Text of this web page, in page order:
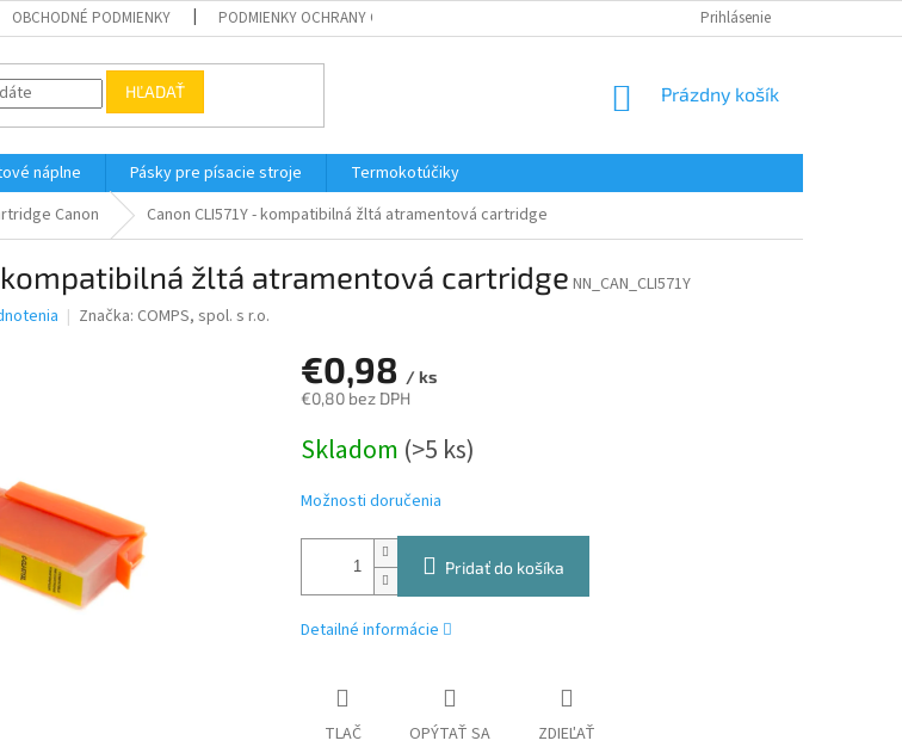
OBCHODNÉ PODMIENKY PODMIENKY OCHRANY OSOBNÝCH ÚDAJOV KONTAKTY
Prihlásenie
HĽADAŤ
NÁKUPNÝ
Prázdny košík
náplne Pásky pre písacie stroje
Termokotúčiky
Canon Canon CLI571Y - kompatibilná žltá atramentová cartridge
kompatibilná žltá atramentová cartridge NN_CAN_CLI571Y
Značka: COMPS, spol. s r.o.
€0,98 / ks
€0,80 bez DPH
cena:
Skladom (>5 ks)
Možnosti doručenia
Pridať do košíka
Detailné informácie
TLAČ OPÝTAŤ SA ZDIEĽAŤ